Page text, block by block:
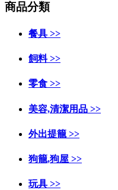
商品分類
餐具 >>
飼料 >>
零食 >>
美容,清潔用品 >>
外出提籠 >>
狗籠,狗屋 >>
玩具 >>